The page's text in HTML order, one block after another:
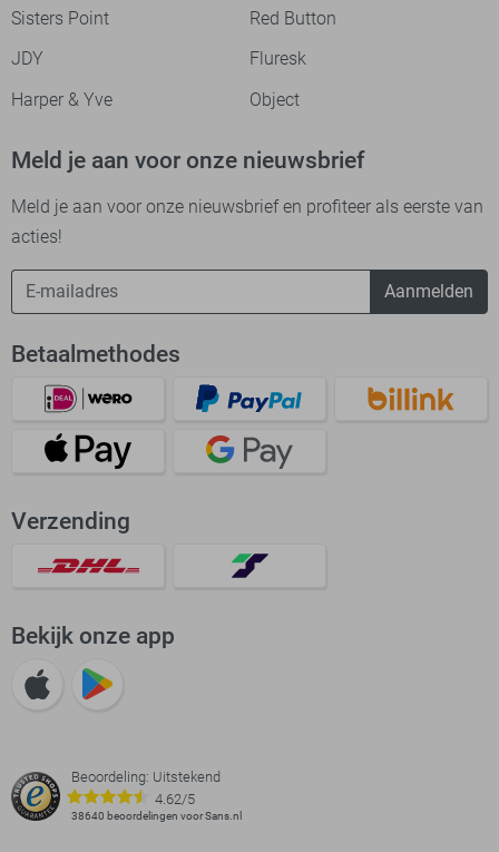
Sisters Point
Red Button
JDY
Fluresk
Harper & Yve
Object
Meld je aan voor onze nieuwsbrief
Meld je aan voor onze nieuwsbrief en profiteer als eerste van
acties!
Aanmelden
Betaalmethodes
Verzending
Bekijk onze app
Beoordeling: Uitstekend
4.62/5
38640 beoordelingen voor Sans.nl